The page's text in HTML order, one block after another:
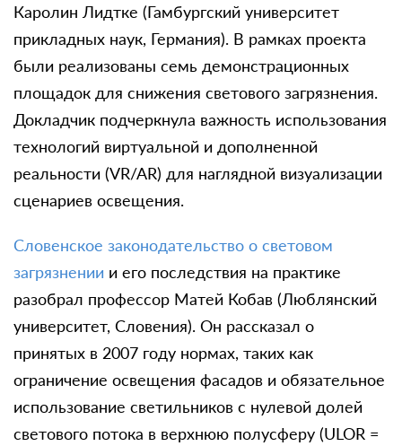
Каролин Лидтке (Гамбургский университет
прикладных наук, Германия). В рамках проекта
были реализованы семь демонстрационных
площадок для снижения светового загрязнения.
Докладчик подчеркнула важность использования
технологий виртуальной и дополненной
реальности (VR/AR) для наглядной визуализации
сценариев освещения.
Словенское законодательство о световом
загрязнении и его последствия на практике
разобрал профессор Матей Кобав (Люблянский
университет, Словения). Он рассказал о
принятых в 2007 году нормах, таких как
ограничение освещения фасадов и обязательное
использование светильников с нулевой долей
светового потока в верхнюю полусферу (ULOR =